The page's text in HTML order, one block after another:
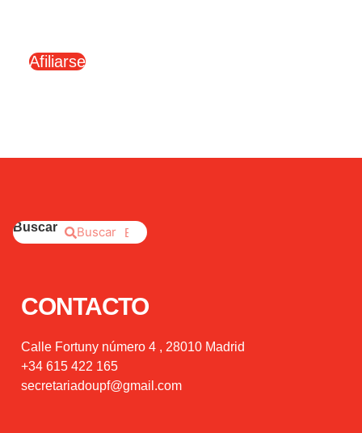
Afiliarse
Buscar Buscar
CONTACTO
Calle Fortuny número 4 , 28010 Madrid
+34 615 422 165
secretariadoupf@gmail.com